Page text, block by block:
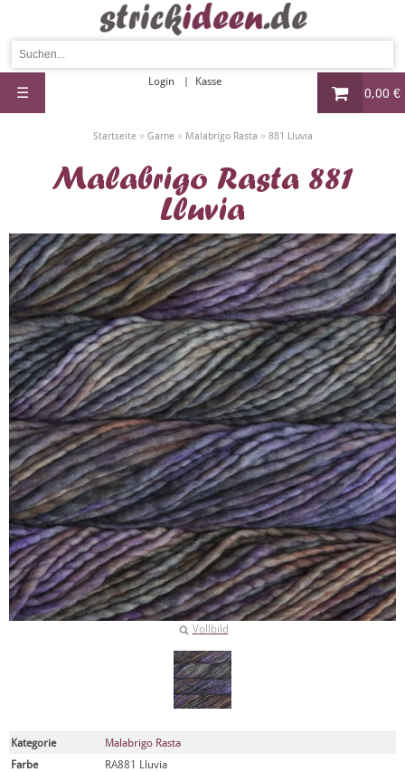
0,00 €
Login Kasse
☰
Startseite» Garne» Malabrigo Rasta » 881 Lluvia
Malabrigo Rasta 881
Lluvia
Vollbild
Kategorie
Malabrigo Rasta
Farbe
RA881 Lluvia